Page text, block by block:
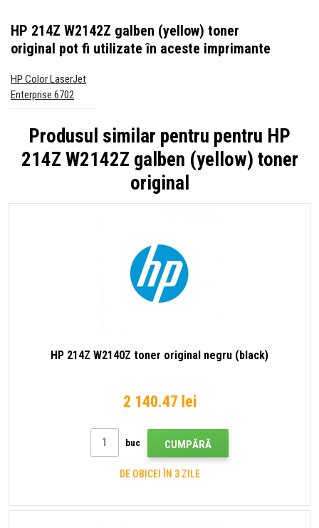
HP 214Z W2142Z galben (yellow) toner
original pot fi utilizate în aceste imprimante
HP Color LaserJet
Enterprise 6702
Produsul similar pentru pentru HP
214Z W2142Z galben (yellow) toner
original
HP 214Z W2140Z toner original negru (black)
2 140.47 lei
buc CUMPĂRĂ
DE OBICEI ÎN 3 ZILE